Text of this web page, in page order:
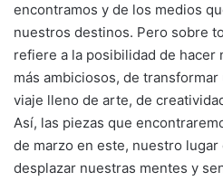
encontramos y de los medios
nuestros destinos. Pero sobre
refiere a la posibilidad de hacer
más ambiciosos, de
viaje lleno de arte, de
Así, las piezas que
de marzo en este, nuestro
desplazar nuestras mentes y